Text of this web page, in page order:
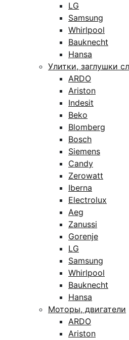
LG
Samsung
Whirlpool
Bauknecht
Hansa
Улитки, заглушки
ARDO
Ariston
Indesit
Beko
Blomberg
Bosch
Siemens
Candy
Zerowatt
Iberna
Electrolux
Aeg
Zanussi
Gorenje
LG
Samsung
Whirlpool
Bauknecht
Hansa
Моторы, двигатели
ARDO
Ariston